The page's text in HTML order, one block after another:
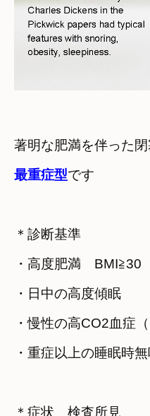
最重症型です
＊診断基準
・高度肥満　BMI≧30
・日中の高度傾眠
・慢性の高CO2血症
・重症以上の睡眠時
＊症状　検査所見